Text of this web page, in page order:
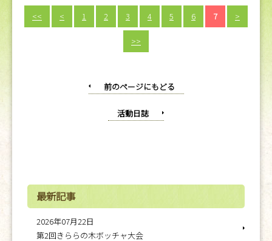
<< < 1 2 3 4 5 6 7 >
>>
前のページにもどる
活動日誌
最新記事
2026年07月22日
第2回きららの木ボッチャ大会